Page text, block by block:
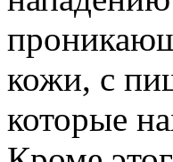
кожи, с
которые